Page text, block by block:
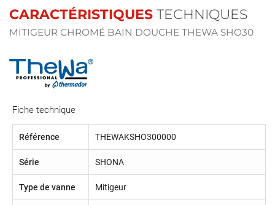
CARACTÉRISTIQUES TECHNIQUES
MITIGEUR CHROMÉ BAIN DOUCHE THEWA SHO30
Fiche technique
Référence THEWAKSHO300000
Série SHONA
Type de vanne Mitigeur